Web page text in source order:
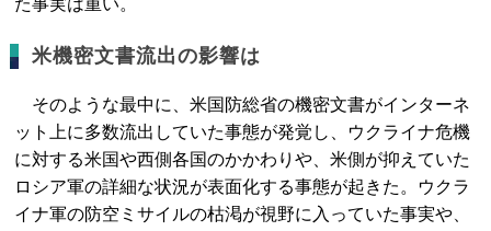
た事実は重い。
米機密文書流出の影響は
そのような最中に、米国防総省の機密文書がインターネ
ット上に多数流出していた事態が発覚し、ウクライナ危機
に対する米国や西側各国のかかわりや、米側が抑えていた
ロシア軍の詳細な状況が表面化する事態が起きた。ウクラ
イナ軍の防空ミサイルの枯渇が視野に入っていた事実や、